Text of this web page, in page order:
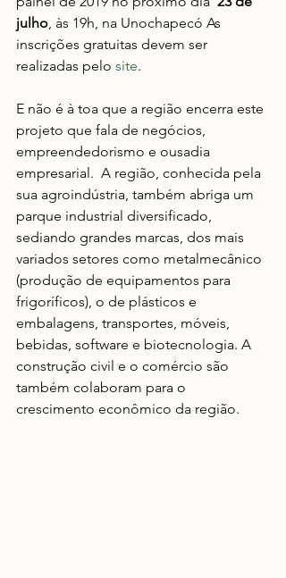
julho, às 19h, na Unochapecó As
inscrições gratuitas devem ser
realizadas pelo site.
E não é à toa que a região encerra este
projeto que fala de negócios,
empreendedorismo e ousadia
empresarial.  A região, conhecida pela
sua agroindústria, também abriga um
parque industrial diversificado,
sediando grandes marcas, dos mais
variados setores como metalmecânico
(produção de equipamentos para
frigoríficos), o de plásticos e
embalagens, transportes, móveis,
bebidas, software e biotecnologia. A
construção civil e o comércio são
também colaboram para o
crescimento econômico da região.